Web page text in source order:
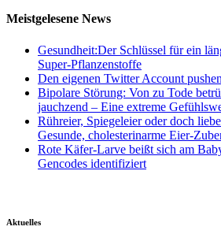
Meistgelesene News
Gesundheit:Der Schlüssel für ein
Super-Pflanzenstoffe
Den eigenen Twitter Account
Bipolare Störung: Von zu Tode
jauchzend – Eine extreme
Rühreier, Spiegeleier oder doch
Gesunde, cholesterinarme Eier-
Rote Käfer-Larve beißt sich am
Gencodes identifiziert
Aktuelles